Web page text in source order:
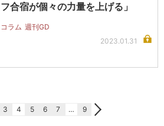
フ合宿が個々の力量を上げる」
コラム 週刊GD
2023.01.31
3 4 5 6 7 … 9